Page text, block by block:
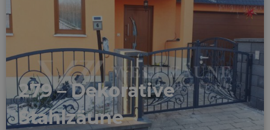
279 – Dekorative
Stahlzäune